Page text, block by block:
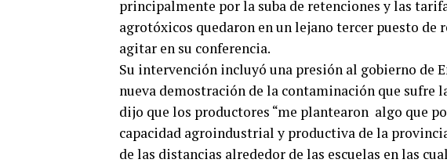
principalmente por la suba de retenciones y las
agrotóxicos quedaron en un lejano tercer puesto de
agitar en su conferencia.
Su intervención incluyó una presión al gobierno de
nueva demostración de la contaminación que sufre
dijo que los productores “me plantearon algo que
capacidad agroindustrial y productiva de la
de las distancias alrededor de las escuelas en las